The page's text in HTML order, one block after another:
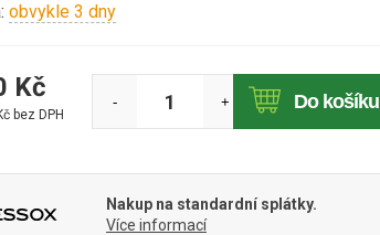
obvykle 3 dny
Kč
bez DPH
- + Do košíku
Nakup na standardní splátky.
Více informací